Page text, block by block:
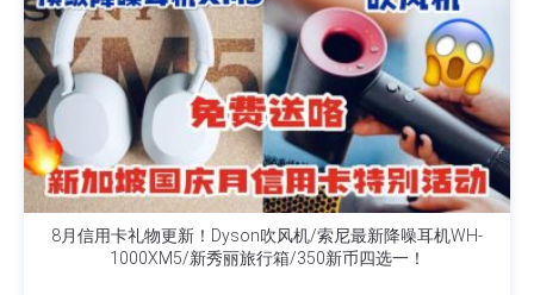
8月信用卡礼物更新！Dyson吹风机/索尼最新降噪耳机WH-
1000XM5/新秀丽旅行箱/350新币四选一！